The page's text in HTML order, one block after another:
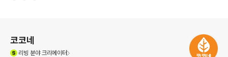
코코네
리빙 분야 크리에이터